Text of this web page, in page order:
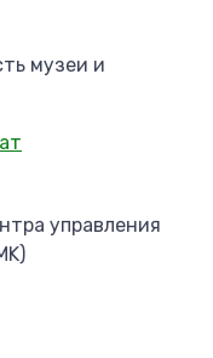
музеи и
управления